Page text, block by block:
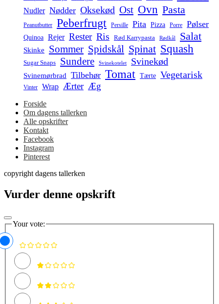
Nudler Nødder Oksekød Ost Ovn Pasta
Peanutbutter Peberfrugt Persille Pita Pizza Porre Pølser
Quinoa Rejer Rester Ris Rød Karrypasta Rødkål Salat
Skinke Sommer Spidskål Spinat Squash
Sugar Snaps Sundere Svinekotelet Svinekød
Svinemørbrad Tilbehør Tomat Tærte Vegetarisk
Vinter Wrap Ærter Æg
Forside
Om dagens tallerken
Alle opskrifter
Kontakt
Facebook
Instagram
Pinterest
copyright dagens tallerken
Vurder denne opskrift
Your vote: